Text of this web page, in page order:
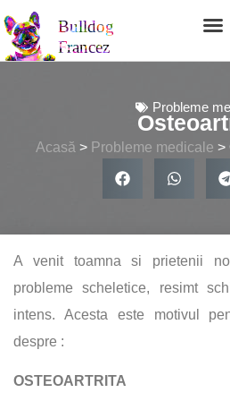
Probleme
Acasă > Probleme medicale >
A venit toamna si prietenii
probleme scheletice, resimt
intens. Acesta este motivul
despre :
OSTEOARTRITA